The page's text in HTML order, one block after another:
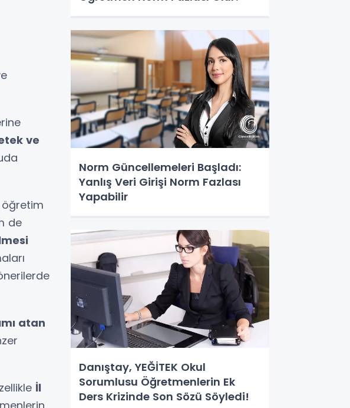
ve
öğretim
de
atan
İl
Norm Güncellemeleri Başladı:
Yanlış Veri Girişi Norm Fazlası
Yapabilir
Danıştay, YEĞİTEK Okul
Sorumlusu Öğretmenlerin Ek
Ders Krizinde Son Sözü Söyledi!